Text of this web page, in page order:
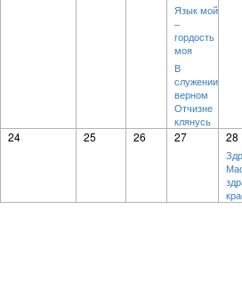
Язык мой
–
гордость
моя
В
служении
верном
Отчизне
клянусь
24 25 26 27 28